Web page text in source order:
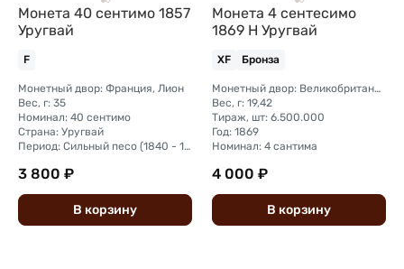
Монета 40 сентимо 1857
Уругвай
F
Монетный двор: Франция, Лион
Вес, г: 35
Номинал: 40 сентимо
Страна: Уругвай
Период: Сильный песо (1840 - 1857)
3 800 ₽
В корзину
Монета 4 сентесимо
1869 H Уругвай
XF Бронза
Монетный двор: Великобритания, Бирмингем
Вес, г: 19,42
Тираж, шт: 6.500.000
Год: 1869
Номинал: 4 сантима
4 000 ₽
В корзину